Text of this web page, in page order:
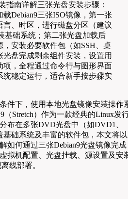
指南详解三张光盘安装步骤：
Debian9三张ISO镜像，第一张
言、时区，进行磁盘分区（建议
基础系统；第二张光盘加载后
，安装必要软件包（如SSH、桌
光盘完成剩余组件安装，设置用
项，全程通过命令行与图形界面
统稳定运行，适合新手按步骤实
件下，使用本地光盘镜像安装操作
（Stretch）作为一款经典的Linux发
布在多张DVD光盘中（如DVD1、
础系统及丰富的软件包，本文将以
如何通过三张Debian9光盘镜像完成
拟机配置、光盘挂载、源设置及安
线部署。